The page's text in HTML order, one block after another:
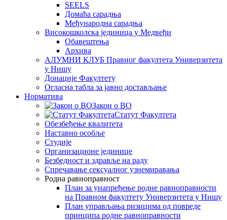
SEELS
Домаћа сарадња
Међународна сарадња
Високошколска јединица у Медвеђи
Обавештења
Архива
АЛУМНИ КЛУБ Правног факултета Универзитета
у Нишу
Донације Факултету
Огласна табла за јавно достављање
Норматива
Закон о ВО
Статут Факултета
Обезбеђење квалитета
Наставно особље
Студије
Организационе јединице
Безбедност и здравље на раду
Спречавање сексуалног узнемиравања
Родна равноправност
План за унапређење родне равноправности
на Правном факултету Универзитета у Нишу
План управљања ризицима од повреде
принципа родне равноправности